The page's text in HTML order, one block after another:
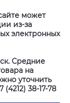
может
из-за
электронных
Средние
на
уточнить
(4212) 38-17-78